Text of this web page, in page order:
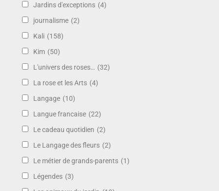
Jardins d'exceptions (4)
journalisme (2)
Kali (158)
Kim (50)
L'univers des roses… (32)
La rose et les Arts (4)
Langage (10)
Langue francaise (22)
Le cadeau quotidien (2)
Le Langage des fleurs (2)
Le métier de grands-parents (1)
Légendes (3)